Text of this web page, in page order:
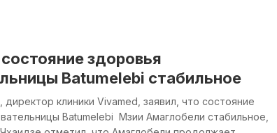
здоровья
Batumelebi стабильное
директор клиники Vivamed, заявил, что состояние
Batumelebi Мзии Амаглобели стабильное,